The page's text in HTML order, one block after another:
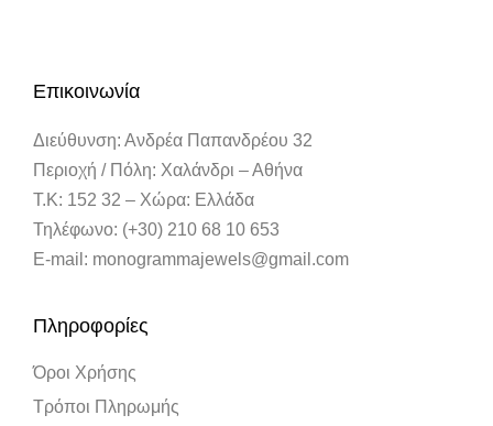
Επικοινωνία
Διεύθυνση: Ανδρέα Παπανδρέου 32
Περιοχή / Πόλη: Χαλάνδρι – Αθήνα
Τ.Κ: 152 32 – Χώρα: Ελλάδα
Τηλέφωνο: (+30) 210 68 10 653
E-mail: monogrammajewels@gmail.com
Πληροφορίες
Όροι Χρήσης
Τρόποι Πληρωμής